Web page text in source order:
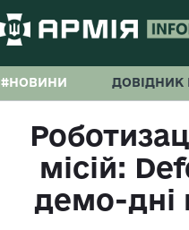
#НОВИНИ ДОВІДНИК
місій:
демо-дні